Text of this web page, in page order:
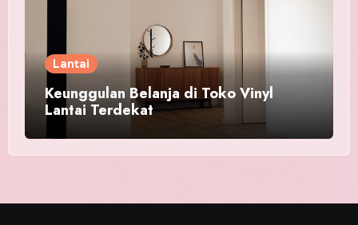
Lantai
Keunggulan Belanja di Toko Vinyl
Lantai Terdekat